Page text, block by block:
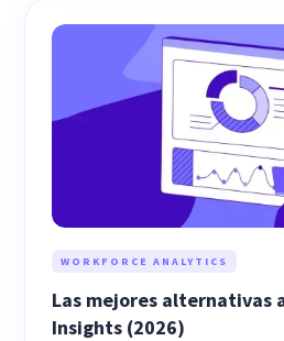
WORKFORCE ANALYTICS
Las mejores alternativas
Insights (2026)